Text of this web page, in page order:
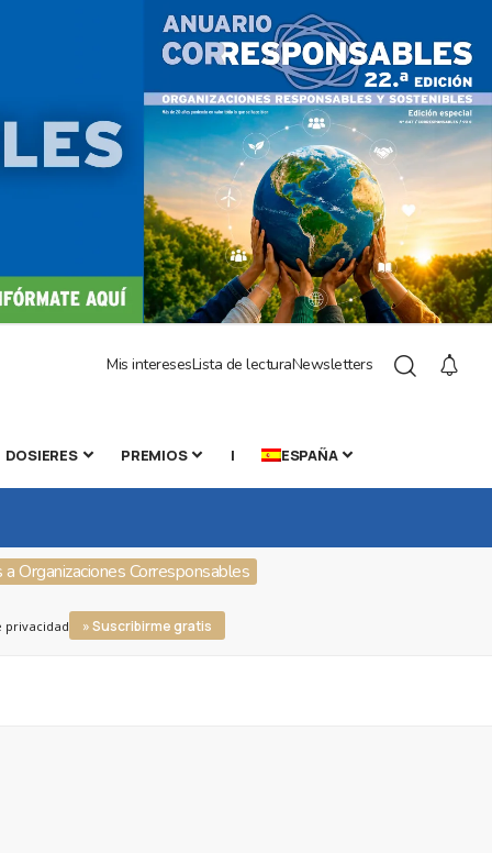
Mis interesesLista de lecturaNewsletters
DOSIERES PREMIOS | ESPAÑA
a Organizaciones Corresponsables
privacidad » Suscribirme gratis